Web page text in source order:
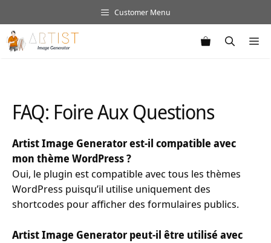
au
contenu
Customer Menu
FAQ: Foire Aux Questions
Artist Image Generator est-il compatible avec
mon thème WordPress ?
Oui, le plugin est compatible avec tous les thèmes
WordPress puisqu’il utilise uniquement des
shortcodes pour afficher des formulaires publics.
Artist Image Generator peut-il être utilisé avec